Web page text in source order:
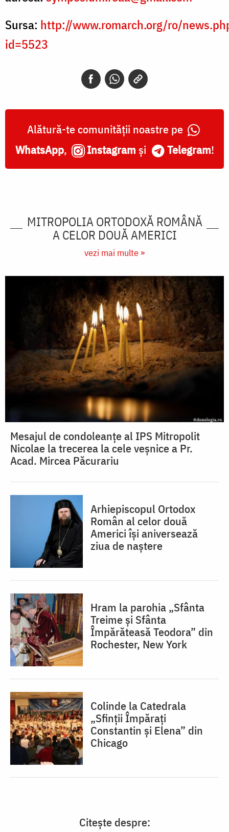
Sursa: http://www.romarch.org/ro/
id=5523
Alătură-te comunității noastre pe
WhatsApp, Instagram și Telegram!
MITROPOLIA ORTODOXĂ ROMÂNĂ
A CELOR DOUĂ AMERICI
vezi mai multe »
Mesajul de condoleanțe al IPS Mitropolit
Nicolae la trecerea la cele veșnice a Pr.
Acad. Mircea Păcurariu
Arhiepiscopul Ortodox
Român al celor două
Americi își aniversează
ziua de naștere
Hram la parohia „Sfânta
Treime și Sfânta
Împărăteasă Teodora” din
Rochester, New York
Colinde la Catedrala
„Sfinții Împărați
Constantin și Elena” din
Chicago
Citește despre: